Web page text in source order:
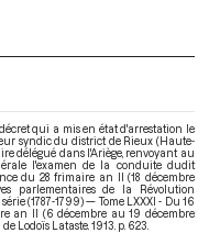
qui a mis en état d'arrestation le
syndic du district de Rieux (Haute-
délégué dans l'Ariège, renvoyant au
l'examen de la conduite dudit
du 28 frimaire an II (18 décembre
parlementaires de la Révolution
(1787-1799) — Tome LXXXI - Du 16
an II (6 décembre au 19 décembre
Lodoïs Lataste. 1913. p. 623.